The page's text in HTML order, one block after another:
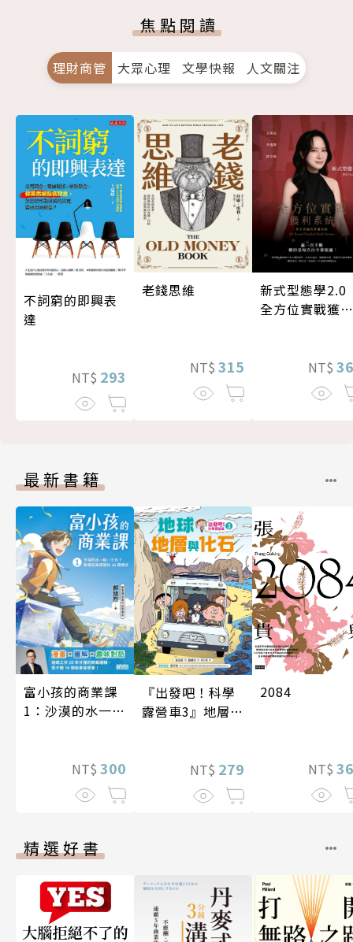
焦點閱讀
理財商管 大眾心理 文學快報 人文關注
不詞窮的即興表
達
NT$ 293
老錢思維
NT$ 315
新式型態學
全方位實戰獲利
NT$
最新書籍
富小孩的商業課
1：沙漠的水一瓶
NT$ 300
『出發吧！科學
露營車3』地層與
NT$ 279
2084
NT$
精選好書